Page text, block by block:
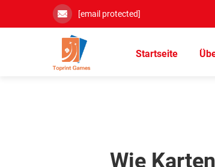
[email protected]
Startseite
Wie